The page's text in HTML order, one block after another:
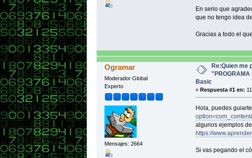
En serio que
que no tengo idea
Gracias a todo el
Ogramar
Moderador Global
Experto
Mensajes: 2664
Re:Quien me
"PROGRAMA
Basic
« Respuesta #1 en:
Hola, puedes
algunos ejemplos
https://
Si vas pegando el